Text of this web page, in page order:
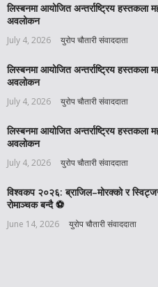
लिस्बनमा आयोजित अन्तर्राष्ट्रिय हस्तकला
अवलोकन
July 4, 2026 युरोप चौतारी संवाददाता
लिस्बनमा आयोजित अन्तर्राष्ट्रिय हस्तकला
अवलोकन
July 4, 2026 युरोप चौतारी संवाददाता
लिस्बनमा आयोजित अन्तर्राष्ट्रिय हस्तकला
अवलोकन
July 4, 2026 युरोप चौतारी संवाददाता
विश्वकप २०२६: ब्राजिल–मोरक्को र
रोमाञ्चक बन्दै ⚽️
June 14, 2026 युरोप चौतारी संवाददाता